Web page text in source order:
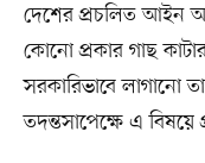
দেশের প্রচলিত আইন
কোনো প্রকার গাছ
সরকারিভাবে লাগানো
তদন্তসাপেক্ষে এ বিষয়ে